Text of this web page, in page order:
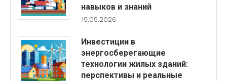
навыков и знаний
15.05.2026
Инвестиции в
энергосберегающие
технологии жилых зданий:
перспективы и реальные